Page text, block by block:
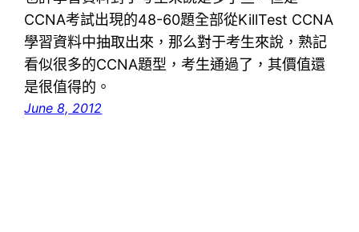
CCNA考試出現的48-60題全部從KillTest CCNA
學習資料中抽取出來，那么對于考生來說，熟記
看似很多的CCNA題型，考生通過了，其價值還
是很值得的。
June 8, 2012